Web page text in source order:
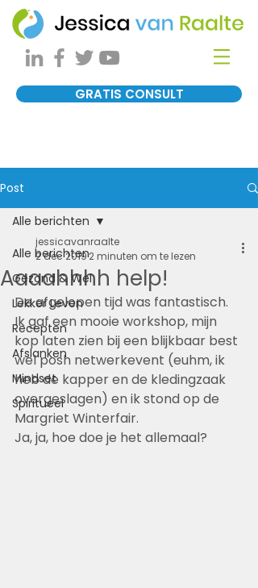
GRATIS CONSULT
Post
Alle berichten
Gezond & Wel
Lekker Leven
Recepten
Afslanken
Mindset
Spiritueel
Alle berichten
Aaaahhhh help!
jessicavanraalte
2 dec 20192 minuten om te lezen
De afgelopen tijd was fantastisch.
Ik gaf een mooie workshop, mijn
kop laten zien bij een blijkbaar best
wel posh netwerkevent (euhm, ik
heb de kapper en de kledingzaak
overgeslagen) en ik stond op de
Margriet Winterfair.
Ja, ja, hoe doe je het allemaal?